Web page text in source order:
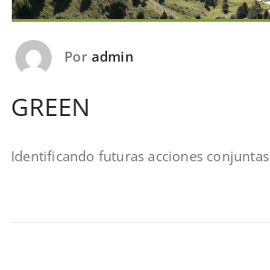
Por admin
GREEN
Identificando futuras acciones conjuntas